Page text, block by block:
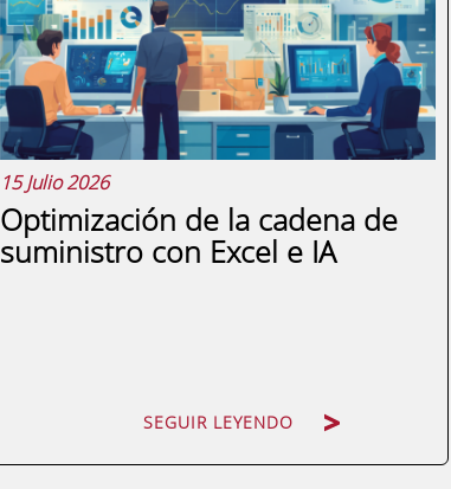
ambición, pero falta algo que abra las
puertas del siguiente nivel. Para muchos
profesionales en...
15 Julio 2026
Optimización de la cadena de
suministro con Excel e IA
SEGUIR LEYENDO